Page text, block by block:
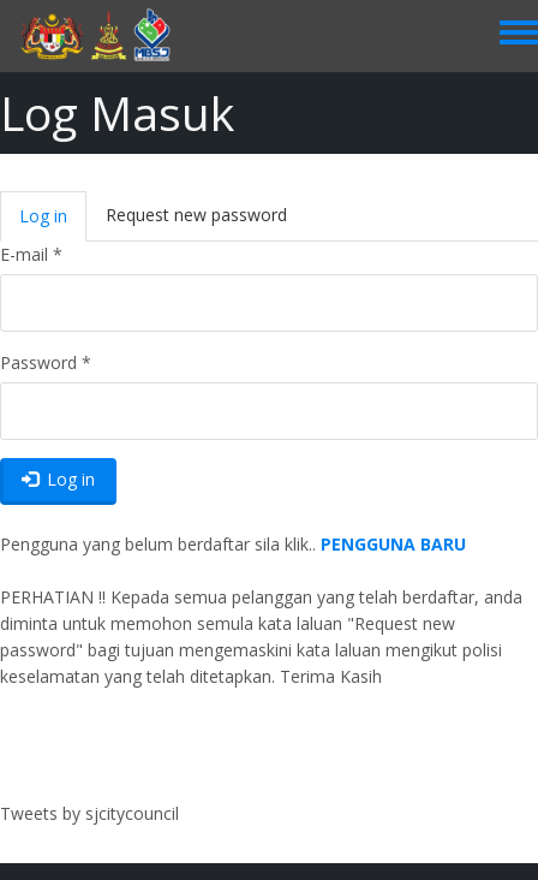
main
content
Log Masuk
Primary
tabs
Log in (active
tab)
Request new password
E-mail *
Password *
Log in
Pengguna yang belum berdaftar sila klik.. PENGGUNA BARU
PERHATIAN !! Kepada semua pelanggan yang telah berdaftar, anda
diminta untuk memohon semula kata laluan "Request new
password" bagi tujuan mengemaskini kata laluan mengikut polisi
keselamatan yang telah ditetapkan. Terima Kasih
Tweets by sjcitycouncil